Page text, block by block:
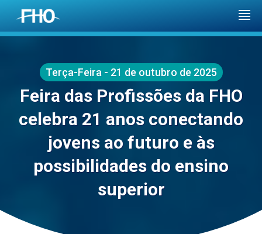
Terça-Feira - 21 de outubro de 2025
Feira das Profissões da FHO
celebra 21 anos conectando
jovens ao futuro e às
possibilidades do ensino
superior